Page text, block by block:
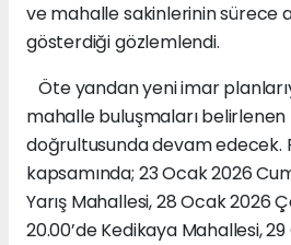
ve mahalle sakinlerinin sürece
gösterdiği gözlemlendi.
Öte yandan yeni imar
mahalle buluşmaları
doğrultusunda devam edecek.
kapsamında; 23 Ocak 2026
Yarış Mahallesi, 28 Ocak 2026
20.00’de Kedikaya Mahallesi,